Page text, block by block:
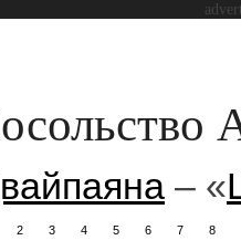
– «
2 3 4 5 6 7 8